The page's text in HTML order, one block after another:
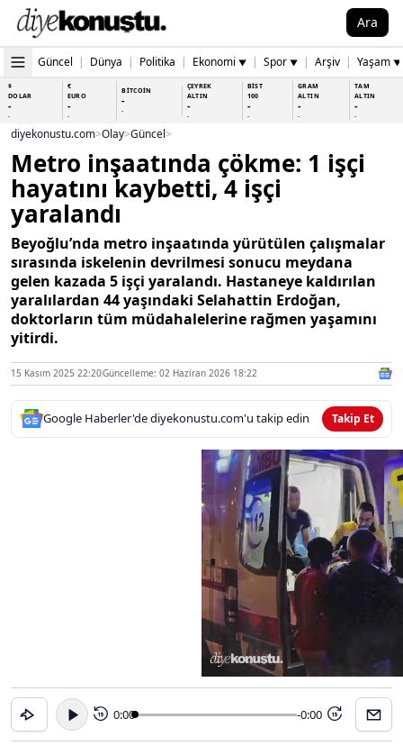
Ara
Güncel | Dünya | Politika | Ekonomi ▼ | Spor ▼ | Arşiv | Yaşam ▼
$
DOLAR
-
-
€
EURO
-
-
BİTCOİN
-
-
ÇEYREK
ALTIN
-
-
BİST
100
-
-
GRAM
ALTIN
-
-
TAM
ALTIN
-
-
diyekonustu.com>Olay>Güncel>
Metro inşaatında çökme: 1 işçi
hayatını kaybetti, 4 işçi
yaralandı
Beyoğlu’nda metro inşaatında yürütülen çalışmalar
sırasında iskelenin devrilmesi sonucu meydana
gelen kazada 5 işçi yaralandı. Hastaneye kaldırılan
yaralılardan 44 yaşındaki Selahattin Erdoğan,
doktorların tüm müdahalelerine rağmen yaşamını
yitirdi.
15 Kasım 2025 22:20Güncelleme: 02 Haziran 2026 18:22
Google Haberler'de diyekonustu.com'u takip edin Takip Et
15 0:00 -0:00 15